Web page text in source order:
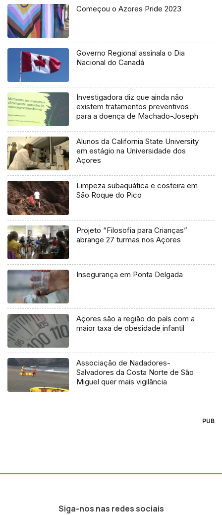
Começou o Azores Pride 2023
Governo Regional assinala o Dia
Nacional do Canadá
Investigadora diz que ainda não
existem tratamentos preventivos
para a doença de Machado-Joseph
Alunos da California State University
em estágio na Universidade dos
Açores
Limpeza subaquática e costeira em
São Roque do Pico
Projeto “Filosofia para Crianças”
abrange 27 turmas nos Açores
Insegurança em Ponta Delgada
Açores são a região do país com a
maior taxa de obesidade infantil
Associação de Nadadores-
Salvadores da Costa Norte de São
Miguel quer mais vigilância
PUB
Siga-nos nas redes sociais